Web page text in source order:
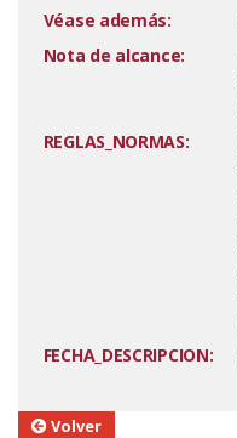
Véase además:
Nota de alcance:
REGLAS_NORMAS:
FECHA_DESCRIPCION:
Volver